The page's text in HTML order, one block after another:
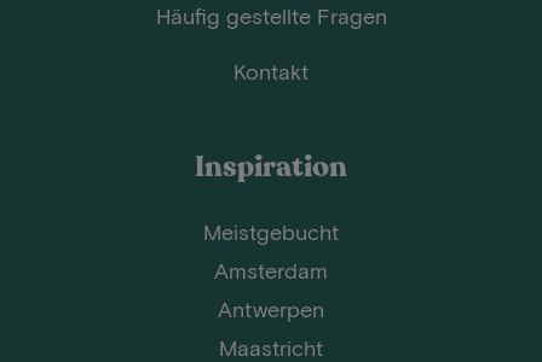
Häufig gestellte Fragen
Kontakt
Inspiration
Meistgebucht
Amsterdam
Antwerpen
Maastricht